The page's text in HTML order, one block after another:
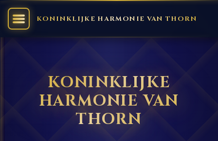
KONINKLIJKE HARMONIE VAN THORN
KONINKLIJKE
HARMONIE VAN
THORN